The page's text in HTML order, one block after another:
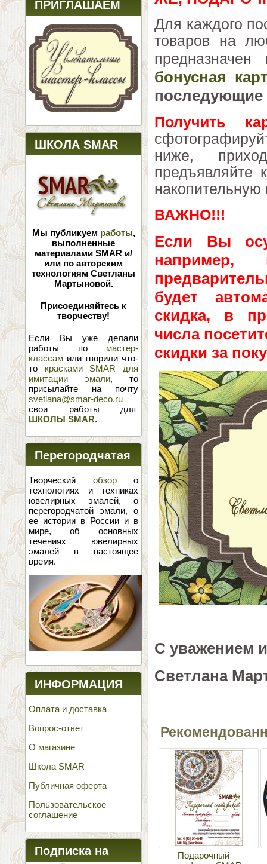
ПРИГЛАШАЕМ
ШКОЛА SMAR
Мы публикуем работы,
выполненные
материалами SMAR и/
или по авторским
технологиям Светланы
Мартыновой.
Присоединяйтесь к
творчеству!
Если Вы уже делали
работы по мастер-
классам или творили что-
то красками SMAR для
имитации эмали, то
присылайте на почту
svetlana@smar-deco.ru
свои работы для
ШКОЛЫ SMAR.
Перегородчатая
эмаль
Творческий обзоро
технологиях и техниках
ювелирных эмалей, о
перегородчатой эмали, о
ее истории в России и в
мире, об основных
течениях ювелирных
эмалей в настоящее
время.
ИНФОРМАЦИЯ
Оплата и доставка
Вопрос-ответ
О магазине
Школа SMAR
Публичная оферта
Пользовательское
соглашение
Подписка на
Для каждого
товаров на
предназначен
бонусная
последующие
Получить
ниже,
предъявляйте
ВАЖНО!!!
Если Вы
например,
будет
скидка, в
числа
скидки за
С уважением
Светлана
Подарочный